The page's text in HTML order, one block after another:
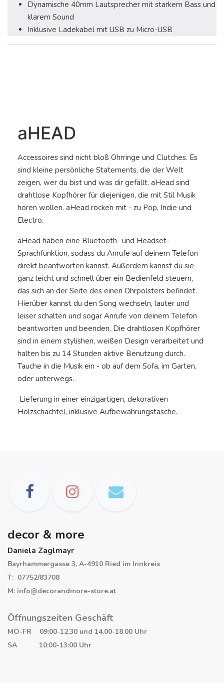
Dynamische 40mm Lautsprecher mit starkem Bass und
klarem Sound
Inklusive Ladekabel mit USB zu Micro-USB
aHEAD
Accessoires sind nicht bloß Ohrringe und Clutches. Es
sind kleine persönliche Statements, die der Welt
zeigen, wer du bist und was dir gefällt. aHead sind
drahtlose Kopfhörer für diejenigen, die mit Stil Musik
hören wollen. aHead rocken mit - zu Pop, Indie und
Electro.
aHead haben eine Bluetooth- und Headset-
Sprachfunktion, sodass du Anrufe auf deinem Telefon
direkt beantworten kannst. Außerdem kannst du sie
ganz leicht und schnell über ein Bedienfeld steuern,
das sich an der Seite des einen Ohrpolsters befindet.
Hierüber kannst du den Song wechseln, lauter und
leiser schalten und sogar Anrufe von deinem Telefon
beantworten und beenden. Die drahtlosen Kopfhörer
sind in einem stylishen, weißen Design verarbeitet und
halten bis zu 14 Stunden aktive Benutzung durch.
Tauche in die Musik ein - ob auf dem Sofa, im Garten,
oder unterwegs.
Lieferung in einer einzigartigen, dekorativen
Holzschachtel, inklusive Aufbewahrungstasche.
decor & more
Daniela Zaglmayr
Bayrhammergasse 3, A-4910 Ried im Innkreis
T: 07752/83708
M: info@decorandmore-store.at
Öffnungszeiten Geschäft
MO-FR 09:00-12.30 und 14.00-18.00 Uhr
SA 10:00-13:00 Uhr